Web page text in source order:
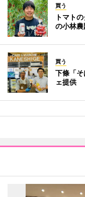
買う
トマト
の小林
買う
下條「
ェ提供